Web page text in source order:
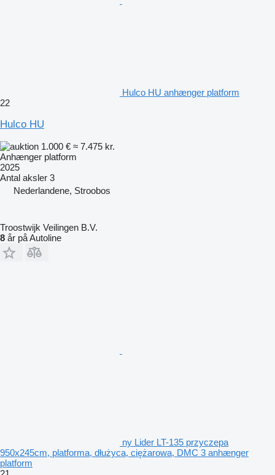
Hulco HU anhænger platform
22
Hulco HU
1.000 € ≈ 7.475 kr.
Anhænger platform
2025
Antal aksler 3
Nederlandene, Stroobos
Troostwijk Veilingen B.V.
8 år på Autoline
ny Lider LT-135 przyczepa
950x245cm, platforma, dłużyca, ciężarowa, DMC 3 anhænger
platform